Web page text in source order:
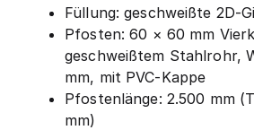
Füllung: geschweißte 2D-
Pfosten: 60 × 60 mm
geschweißtem Stahlrohr,
mm, mit PVC-Kappe
Pfostenlänge: 2.500 mm
mm)